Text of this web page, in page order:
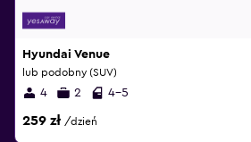
Hyundai Venue
lub podobny (SUV)
4 2 4-5
259 zł /dzień